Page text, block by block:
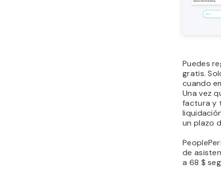
Puedes
gratis.
cuando
Una vez
factura y
un plazo
de
a 68 $